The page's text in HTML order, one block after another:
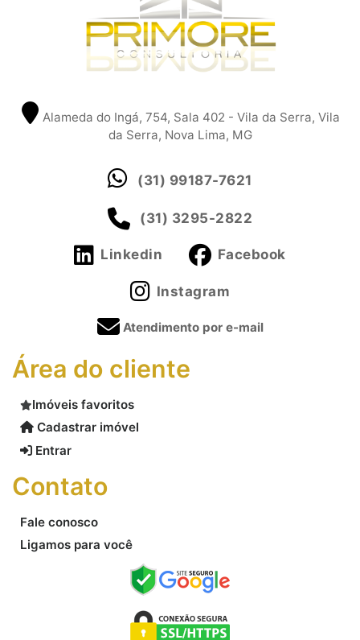
Alameda do Ingá, 754, Sala 402 - Vila da Serra, Vila
da Serra, Nova Lima, MG
(31) 99187-7621
(31) 3295-2822
Linkedin Facebook
Instagram
Atendimento por e-mail
Área do cliente
Imóveis favoritos
Cadastrar imóvel
Entrar
Contato
Fale conosco
Ligamos para você